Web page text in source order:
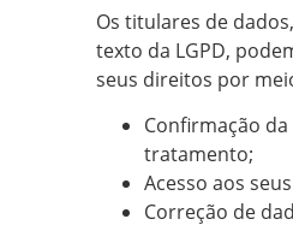
Os titulares de
texto da LGPD,
seus direitos por
Confirmação
tratamento;
Acesso aos
Correção de